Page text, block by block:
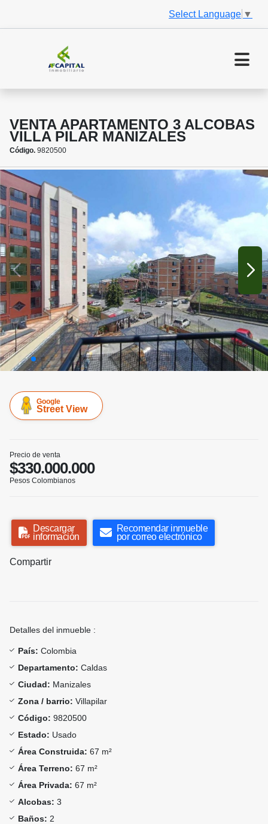
Select Language ▼
VENTA APARTAMENTO 3 ALCOBAS
VILLA PILAR MANIZALES
Código. 9820500
Google
Street View
Precio de venta
$330.000.000
Pesos Colombianos
Descargar
información
Recomendar inmueble
por correo electrónico
Compartir
Detalles del inmueble :
País: Colombia
Departamento: Caldas
Ciudad: Manizales
Zona / barrio: Villapilar
Código: 9820500
Estado: Usado
Área Construida: 67 m²
Área Terreno: 67 m²
Área Privada: 67 m²
Alcobas: 3
Baños: 2